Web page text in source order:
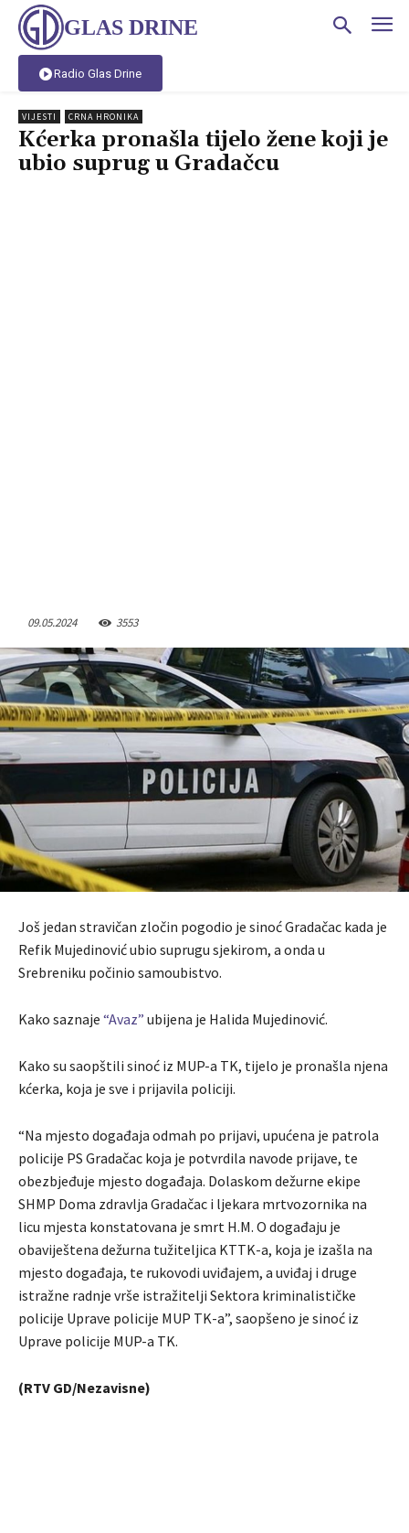
GLAS DRINE
Radio Glas Drine
VIJESTI CRNA HRONIKA
Kćerka pronašla tijelo žene koji je
ubio suprug u Gradačcu
09.05.2024 3553
Još jedan stravičan zločin pogodio je sinoć Gradačac kada je
Refik Mujedinović ubio suprugu sjekirom, a onda u
Srebreniku počinio samoubistvo.
Kako saznaje “Avaz” ubijena je Halida Mujedinović.
Kako su saopštili sinoć iz MUP-a TK, tijelo je pronašla njena
kćerka, koja je sve i prijavila policiji.
“Na mjesto događaja odmah po prijavi, upućena je patrola
policije PS Gradačac koja je potvrdila navode prijave, te
obezbjeđuje mjesto događaja. Dolaskom dežurne ekipe
SHMP Doma zdravlja Gradačac i ljekara mrtvozornika na
licu mjesta konstatovana je smrt H.M. O događaju je
obaviještena dežurna tužiteljica KTTK-a, koja je izašla na
mjesto događaja, te rukovodi uviđajem, a uviđaj i druge
istražne radnje vrše istražitelji Sektora kriminalističke
policije Uprave policije MUP TK-a”, saopšeno je sinoć iz
Uprave policije MUP-a TK.
(RTV GD/Nezavisne)